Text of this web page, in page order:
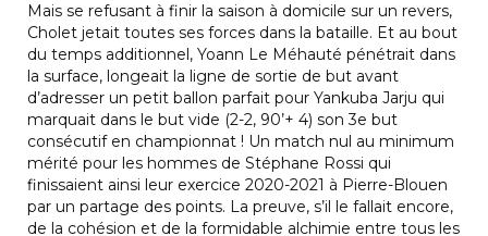
Mais se refusant à finir la saison à domicile sur un revers,
Cholet jetait toutes ses forces dans la bataille. Et au bout
du temps additionnel, Yoann Le Méhauté pénétrait dans
la surface, longeait la ligne de sortie de but avant
d’adresser un petit ballon parfait pour Yankuba Jarju qui
marquait dans le but vide (2-2, 90’+ 4) son 3e but
consécutif en championnat ! Un match nul au minimum
mérité pour les hommes de Stéphane Rossi qui
finissaient ainsi leur exercice 2020-2021 à Pierre-Blouen
par un partage des points. La preuve, s’il le fallait encore,
de la cohésion et de la formidable alchimie entre tous les